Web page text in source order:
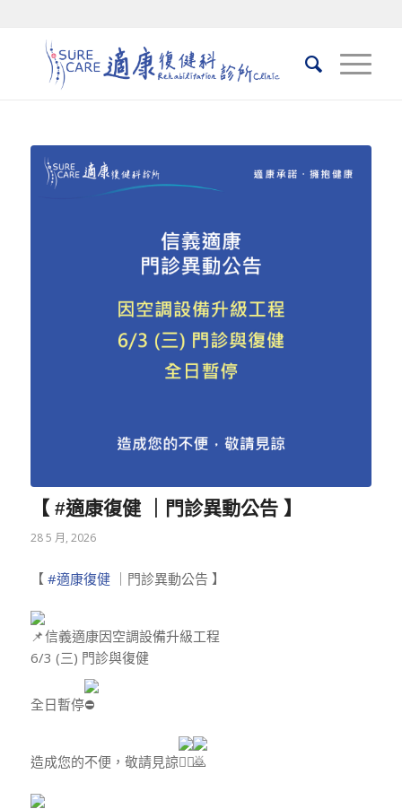
【 #適康復健 ｜門診異動公告 】
28 5 月, 2026
【 #適康復健｜門診異動公告 】
信義適康因空調設備升級工程
6/3 (三) 門診與復健
全日暫停
造成您的不便，敬請見諒